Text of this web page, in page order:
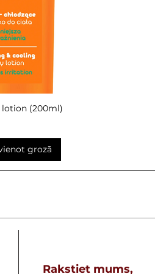
skats
lotion (200ml)
grozā
Rakstiet mums,